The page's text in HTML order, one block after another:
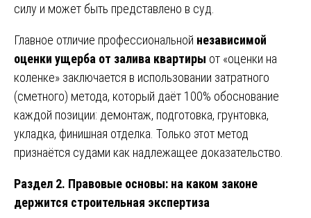
силу и может быть представлено в суд.
Главное отличие профессиональной независимой
оценки ущерба от залива квартиры от «оценки на
коленке» заключается в использовании затратного
(сметного) метода, который даёт 100% обоснование
каждой позиции: демонтаж, подготовка, грунтовка,
укладка, финишная отделка. Только этот метод
признаётся судами как надлежащее доказательство.
Раздел 2. Правовые основы: на каком законе
держится строительная экспертиза